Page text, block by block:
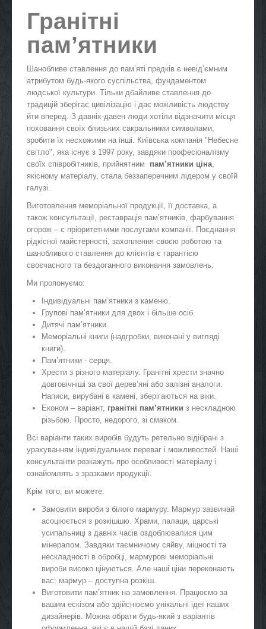
Гранітні
пам’ятники
Шанобливе ставлення до пам’яті предків є невід’ємним
атрибутом будь-якого суспільства, фундаментом
людської культури. Тільки дбайливе ставлення до
традицій зберігає цивілізацію і дає можливість людству
йти вперед. З давніх-давен люди хотіли відзначити місця
поховання своїх близьких сакральними символами,
зробити їх несхожими на інші. Київська компанія "Небесне
світло", яка існує з 1997 року, завдяки професіоналізму
своїх співробітників, прийнятним пам’ятники ціна,
якісному матеріалу, стала беззаперечним лідером у своїй
галузі.
Виготовлення меморіальної продукції, її доставка, а
також консультації, реставрація пам’ятників, фарбування
огорож – є пріоритетними послугами компанії. Поєднання
рідкісної майстерності, захоплення своєю роботою та
шанобливого ставлення до клієнтів є гарантією
своєчасного та бездоганного виконання замовлень.
Ми пропонуємо:
Індивідуальні пам’ятники з каменю.
Групові пам’ятники для двох і більше осіб.
Дитячі пам’ятники.
Меморіальні книги (надгробки, виконані у вигляді
книги).
Пам’ятники - серця.
Хрести з різного матеріалу. Гранітні хрести значно
довговічніші за свої дерев’яні або залізні аналоги.
Написи, вирубані в камені, зберігаються на віки.
Економ – варіант, гранітні пам’ятники з нескладною
різьбою. Просто, недорого, зі смаком.
Всі варіанти таких виробів будуть ретельно відібрані з
урахуванням індивідуальних переваг і можливостей. Наші
консультанти розкажуть про особливості матеріалу і
ознайомлять з зразками продукції.
Крім того, ви можете:
Замовити вироби з білого мармуру. Мармур зазвичай
асоціюється з розкішшю. Храми, палаци, царські
усипальниці з давніх часів оздоблювалися цим
мінералом. Завдяки таємничому сяйву, міцності та
нескладності в обробці, мармурові меморіальні
вироби високо цінуються. Але наші ціни переконають
вас: мармур – доступна розкіш.
Виготовити пам’ятник на замовлення. Працюємо за
вашим ескізом або здійснюємо унікальні ідеї наших
дизайнерів. Можна обрати будь-який з варіантів